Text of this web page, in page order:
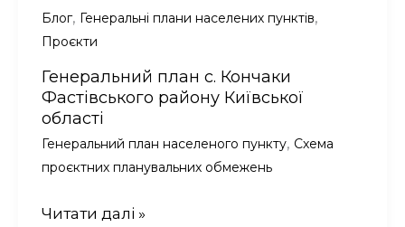
Блог, Генеральні плани населених пунктів,
Проєкти
Генеральний план с. Кончаки
Фастівського району Київської
області
Генеральний план населеного пункту, Схема
проєктних планувальних обмежень
Генеральний
Читати далі »